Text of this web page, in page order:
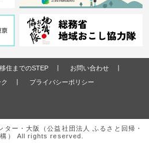
移住までのSTEP
お問い合わせ
プライバシーポリシー
ー・大阪（公益社団法人 ふるさと回帰・
構） All rights reserved.